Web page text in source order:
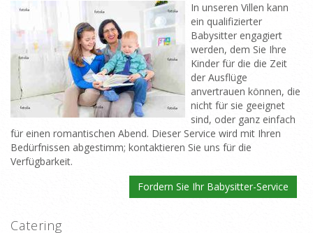
In unseren Villen kann
ein qualifizierter
Babysitter engagiert
werden, dem Sie Ihre
Kinder für die die Zeit
der Ausflüge
anvertrauen können, die
nicht für sie geeignet
sind, oder ganz einfach
für einen romantischen Abend. Dieser Service wird mit Ihren
Bedürfnissen abgestimm; kontaktieren Sie uns für die
Verfügbarkeit.
Fordern Sie Ihr Babysitter-Service
Catering